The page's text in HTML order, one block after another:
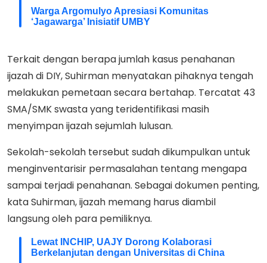
Warga Argomulyo Apresiasi Komunitas
‘Jagawarga’ Inisiatif UMBY
Terkait dengan berapa jumlah kasus penahanan
ijazah di DIY, Suhirman menyatakan pihaknya tengah
melakukan pemetaan secara bertahap. Tercatat 43
SMA/SMK swasta yang teridentifikasi masih
menyimpan ijazah sejumlah lulusan.
Sekolah-sekolah tersebut sudah dikumpulkan untuk
menginventarisir permasalahan tentang mengapa
sampai terjadi penahanan. Sebagai dokumen penting,
kata Suhirman, ijazah memang harus diambil
langsung oleh para pemiliknya.
Lewat INCHIP, UAJY Dorong Kolaborasi
Berkelanjutan dengan Universitas di China